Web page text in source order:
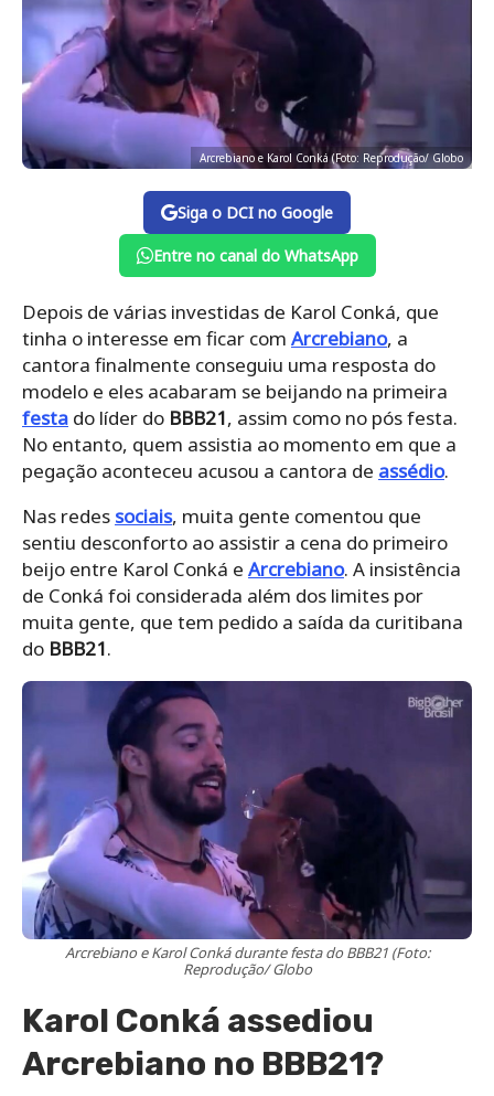
Arcrebiano e Karol Conká (Foto: Reprodução/ Globo
Siga o DCI no Google
Entre no canal do WhatsApp
Depois de várias investidas de Karol Conká, que
tinha o interesse em ficar com Arcrebiano, a
cantora finalmente conseguiu uma resposta do
modelo e eles acabaram se beijando na primeira
festa do líder do BBB21, assim como no pós festa.
No entanto, quem assistia ao momento em que a
pegação aconteceu acusou a cantora de assédio.
Nas redes sociais, muita gente comentou que
sentiu desconforto ao assistir a cena do primeiro
beijo entre Karol Conká e Arcrebiano. A insistência
de Conká foi considerada além dos limites por
muita gente, que tem pedido a saída da curitibana
do BBB21.
Arcrebiano e Karol Conká durante festa do BBB21 (Foto:
Reprodução/ Globo
Karol Conká assediou
Arcrebiano no BBB21?